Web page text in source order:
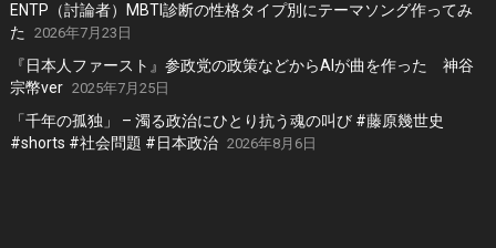
ENTP（討論者）MBTI診断の性格タイプ別にテーマソング作ってみ
た
2026年7月23日
『日本人ファースト』参政党の政策などからAIが曲を作った 神谷
宗幣ver 2025年7月25日
「千年の孤独」 – 濁る政治にひとり抗う魂の叫び #藤原幾世史
#shorts #社会問題 #日本政治 2026年8月6日